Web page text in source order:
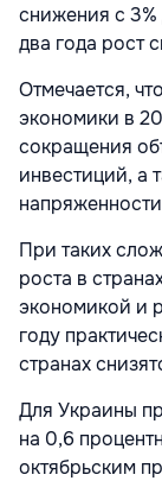
снижения с
два года рост
Отмечается,
экономики в
сокращения
инвестиций, а
При таких
роста в
экономикой и
году
странах
Для Украины
на 0,6
октябрьским